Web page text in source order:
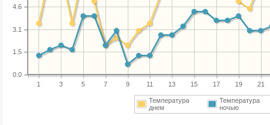
1 3 5 7 9 11 13 15 17 19 21
0.0
1.5
3.1
4.6
Температура
днем
Температура
ночью